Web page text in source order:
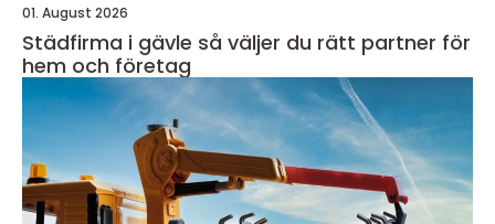
01. August 2026
Städfirma i gävle så väljer du rätt partner för
hem och företag